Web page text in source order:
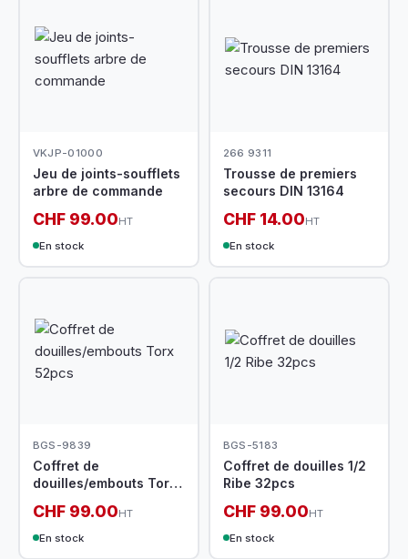
VKJP-01000
Jeu de joints-soufflets
arbre de commande
CHF 99.00HT
En stock
266 9311
Trousse de premiers
secours DIN 13164
CHF 14.00HT
En stock
BGS-9839
Coffret de
douilles/embouts Torx
CHF 99.00HT
En stock
BGS-5183
Coffret de douilles 1/2
Ribe 32pcs
CHF 99.00HT
En stock